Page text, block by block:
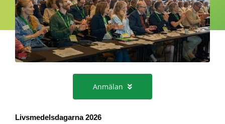
Anmälan
Livsmedelsdagarna 2026